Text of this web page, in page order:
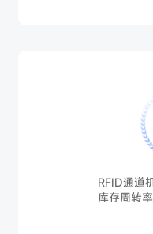
RFID通道
库存周转